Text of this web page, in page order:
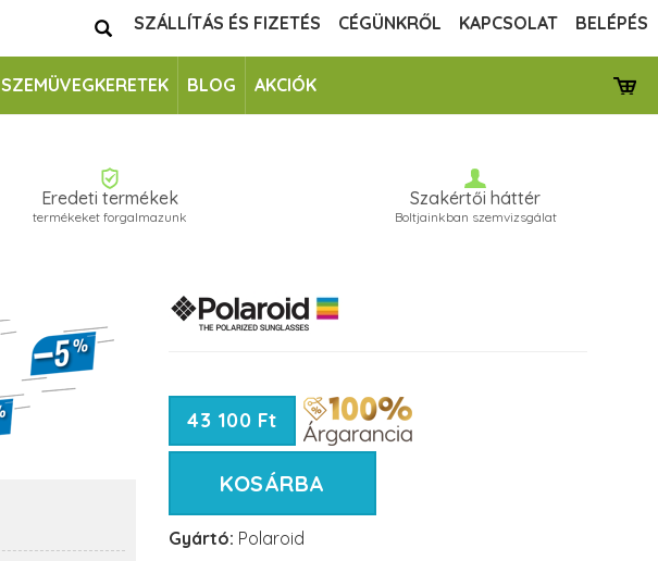
SZÁLLÍTÁS ÉS FIZETÉS CÉGÜNKRŐL KAPCSOLAT BELÉPÉS
SZEMÜVEGKERETEK BLOG AKCIÓK
Eredeti termékek
termékeket forgalmazunk
Szakértői háttér
Boltjainkban szemvizsgálat
43 100 Ft
KOSÁRBA
Gyártó: Polaroid